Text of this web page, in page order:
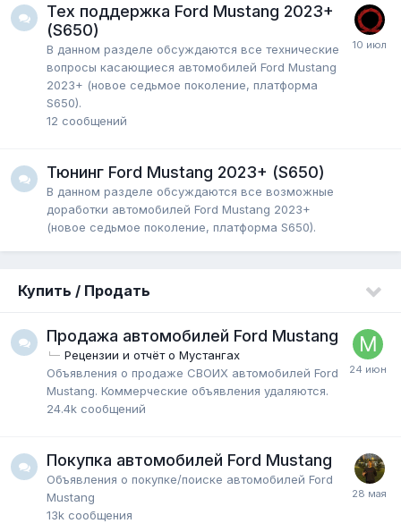
Тех поддержка Ford Mustang 2023+
(S650)
В данном разделе обсуждаются все технические
вопросы касающиеся автомобилей Ford Mustang
2023+ (новое седьмое поколение, платформа
S650).
12 сообщений
Тюнинг Ford Mustang 2023+ (S650)
В данном разделе обсуждаются все возможные
доработки автомобилей Ford Mustang 2023+
(новое седьмое поколение, платформа S650).
Купить / Продать
Продажа автомобилей Ford Mustang
Рецензии и отчёт о Мустангах
Объявления о продаже СВОИХ автомобилей Ford
Mustang. Коммерческие объявления удаляются.
24.4k сообщений
Покупка автомобилей Ford Mustang
Объявления о покупке/поиске автомобилей Ford
Mustang
13k сообщения